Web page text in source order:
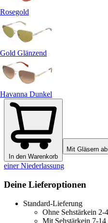
Rosegold
Gold Glänzend
Havanna Dunkel
In den Warenkorb
Mit Gläsern
einer Niederlassung
Deine Lieferoptionen
Standard-Lieferung
Ohne Sehstärkein 2-
Mit Sehstärkein 7-14